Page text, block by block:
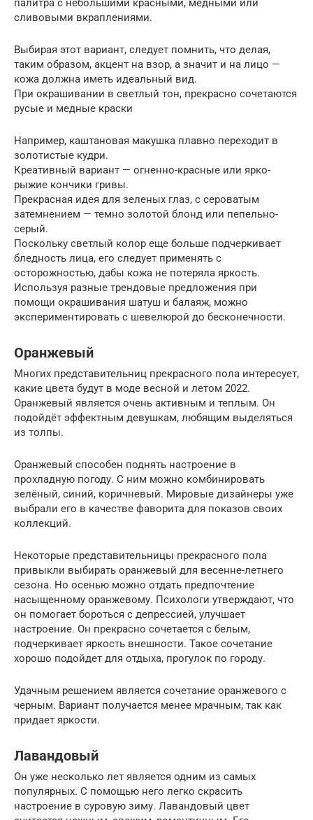
палитра с небольшими красными, медными или
сливовыми вкраплениями.
Выбирая этот вариант, следует помнить, что делая,
таким образом, акцент на взор, а значит и на лицо —
кожа должна иметь идеальный вид.
При окрашивании в светлый тон, прекрасно сочетаются
русые и медные краски
Например, каштановая макушка плавно переходит в
золотистые кудри.
Креативный вариант — огненно-красные или ярко-
рыжие кончики гривы.
Прекрасная идея для зеленых глаз, с сероватым
затемнением — темно золотой блонд или пепельно-
серый.
Поскольку светлый колор еще больше подчеркивает
бледность лица, его следует применять с
осторожностью, дабы кожа не потеряла яркость.
Используя разные трендовые предложения при
помощи окрашивания шатуш и балаяж, можно
экспериментировать с шевелюрой до бесконечности.
Оранжевый
Многих представительниц прекрасного пола интересует,
какие цвета будут в моде весной и летом 2022.
Оранжевый является очень активным и теплым. Он
подойдёт эффектным девушкам, любящим выделяться
из толпы.
Оранжевый способен поднять настроение в
прохладную погоду. С ним можно комбинировать
зелёный, синий, коричневый. Мировые дизайнеры уже
выбрали его в качестве фаворита для показов своих
коллекций.
Некоторые представительницы прекрасного пола
привыкли выбирать оранжевый для весенне-летнего
сезона. Но осенью можно отдать предпочтение
насыщенному оранжевому. Психологи утверждают, что
он помогает бороться с депрессией, улучшает
настроение. Он прекрасно сочетается с белым,
подчеркивает яркость внешности. Такое сочетание
хорошо подойдет для отдыха, прогулок по городу.
Удачным решением является сочетание оранжевого с
черным. Вариант получается менее мрачным, так как
придает яркости.
Лавандовый
Он уже несколько лет является одним из самых
популярных. С помощью него легко скрасить
настроение в суровую зиму. Лавандовый цвет